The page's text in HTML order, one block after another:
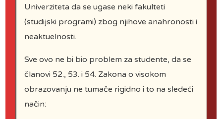
Adresa:
Bulevar maršala Tolbuhina 8,
11070 Novi Beograd
Tel:+381 (11) 220 30 29 ,+381 (11)
220 30 15, +381 (11) 220 30 30;
Univerziteta da se ugase neki fakulteti
(studijski programi) zbog njihove anahronosti i
neaktuelnosti.
Sve ovo ne bi bio problem za studente, da se
članovi 52., 53. i 54. Zakona o visokom
obrazovanju ne tumače rigidno i to na sledeći
način: